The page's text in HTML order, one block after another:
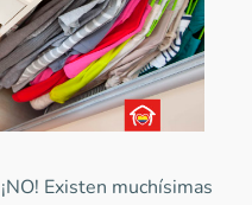
Existen muchísimas